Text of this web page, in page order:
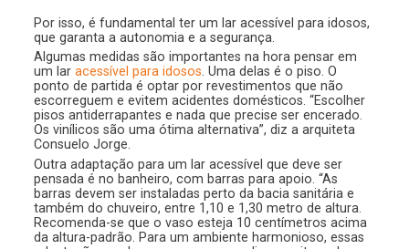
Por isso, é fundamental ter um lar acessível para idosos,
que garanta a autonomia e a segurança.
Algumas medidas são importantes na hora pensar em
um lar acessível para idosos. Uma delas é o piso. O
ponto de partida é optar por revestimentos que não
escorreguem e evitem acidentes domésticos. “Escolher
pisos antiderrapantes e nada que precise ser encerado.
Os vinílicos são uma ótima alternativa”, diz a arquiteta
Consuelo Jorge.
Outra adaptação para um lar acessível que deve ser
pensada é no banheiro, com barras para apoio. “As
barras devem ser instaladas perto da bacia sanitária e
também do chuveiro, entre 1,10 e 1,30 metro de altura.
Recomenda-se que o vaso esteja 10 centímetros acima
da altura-padrão. Para um ambiente harmonioso, essas